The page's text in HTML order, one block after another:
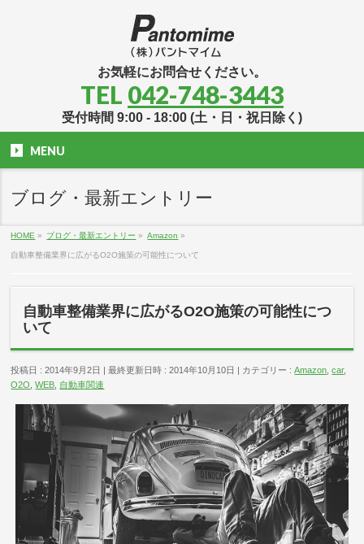
お気軽にお問合せください。
TEL 042-748-3443
受付時間 9:00 - 18:00 (土・日・祝日除く)
MENU
ブログ・最新エントリー
HOME » ブログ・最新エントリー » Amazon »
自動車整備業界に広がるO2O施策の可能性について
自動車整備業界に広がるO2O施策の可能性につ
いて
投稿日 : 2014年9月2日 最終更新日時 : 2014年10月10日 カテゴリー :Amazon ,car,
O2O ,WEB 自動車関連